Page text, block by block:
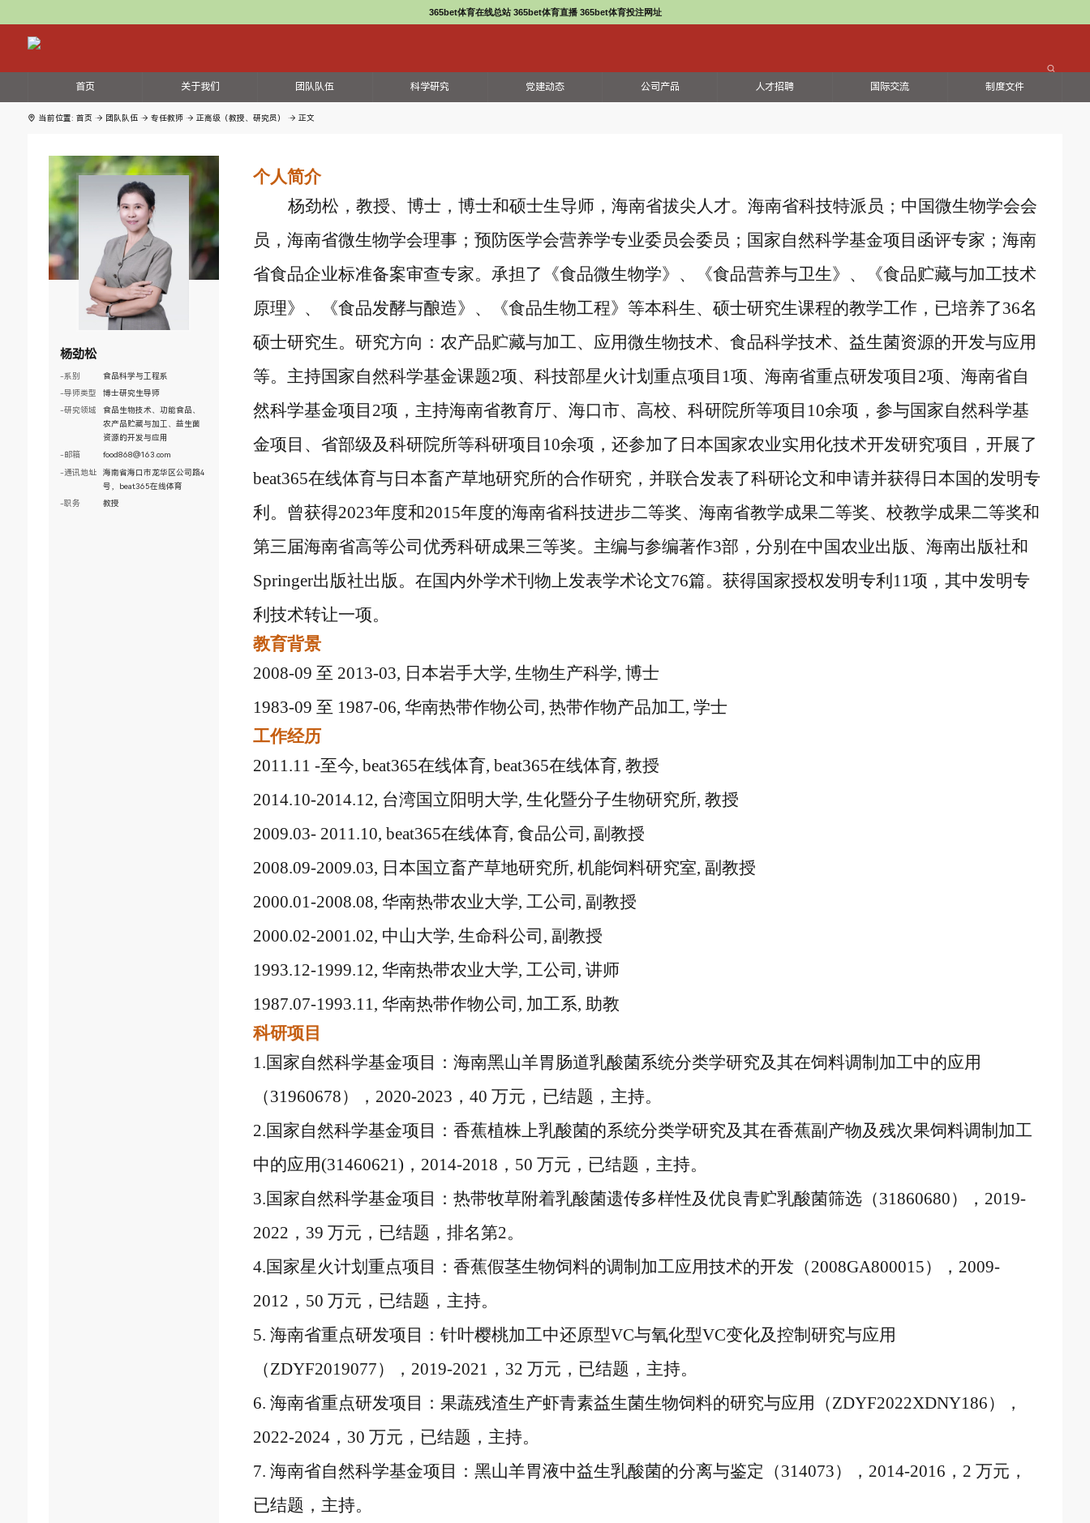
365bet体育在线总站 365bet体育直播 365bet体育投注网址
首页 关于我们 团队队伍 科学研究 党建动态 公司产品 人才招聘 国际交流 制度文件
当前位置: 首页 团队队伍 专任教师 正高级（教授、研究员） 正文
杨劲松
-系别
食品科学与工程系
-导师类型
博士研究生导师
-研究领域
食品生物技术、功能食品、
农产品贮藏与加工、益生菌
资源的开发与应用
-邮箱
food868@163.com
-通讯地址
海南省海口市龙华区公司路4
号，beat365在线体育
-职务
教授
个人简介
杨劲松，教授、博士，博士和硕士生导师，海南省拔尖人才。海南省科技特派员；中国微生物学会会
员，海南省微生物学会理事；预防医学会营养学专业委员会委员；国家自然科学基金项目函评专家；海南
省食品企业标准备案审查专家。承担了《食品微生物学》、《食品营养与卫生》、《食品贮藏与加工技术
原理》、《食品发酵与酿造》、《食品生物工程》等本科生、硕士研究生课程的教学工作，已培养了36名
硕士研究生。研究方向：农产品贮藏与加工、应用微生物技术、食品科学技术、益生菌资源的开发与应用
等。主持国家自然科学基金课题2项、科技部星火计划重点项目 1项、海南省重点研发项目 2项、海南省自
然科学基金项目 2项，主持海南省教育厅、海口市、高校、科研院所等项目 10余项，参与国家自然科学基
金项目、省部级及科研院所等科研项目 10余项，还参加了日本国家农业实用化技术开发研究项目，开展了
beat365在线体育与日本畜产草地研究所的合作研究，并联合发表了科研论文和申请并获得日本国的发明专
利。曾获得2023年度和2015年度的海南省科技进步二等奖、海南省教学成果二等奖、校教学成果二等奖和
第三届海南省高等公司优秀科研成果三等奖。主编与参编著作3部，分别在中国农业出版、海南出版社和
Springer出版社出版。在国内外学术刊物上发表学术论文76篇。获得国家授权发明专利 11项，其中发明专
利技术转让一项。
教育背景
2008-09至 2013-03, 日本岩手大学,生物生产科学,博士
1983-09至 1987-06,华南热带作物公司 ,热带作物产品加工,学士
工作经历
2011.11 -至今,beat365在线体育,beat365在线体育,教授
2014.10-2014.12, 台湾国立阳明大学,生化暨分子生物研究所,教授
2009.03- 2011.10,beat365在线体育,食品公司 ,副教授
2008.09-2009.03, 日本国立畜产草地研究所,机能饲料研究室,副教授
2000.01-2008.08,华南热带农业大学,工公司 ,副教授
2000.02-2001.02, 中山大学,生命科公司 ,副教授
1993.12-1999.12,华南热带农业大学,工公司 ,讲师
1987.07-1993.11,华南热带作物公司 , 加工系,助教
科研项目
1.国家自然科学基金项目：海南黑山羊胃肠道乳酸菌系统分类学研究及其在饲料调制加工中的应用
（31960678）， 2020-2023 ，40万元，已结题，主持。
2.国家自然科学基金项目：香蕉植株上乳酸菌的系统分类学研究及其在香蕉副产物及残次果饲料调制加工
中的应用(31460621) ， 2014-2018 ， 50万元，已结题，主持。
3.国家自然科学基金项目：热带牧草附着乳酸菌遗传多样性及优良青贮乳酸菌筛选（31860680）， 2019-
2022 ， 39万元，已结题，排名第2。
4.国家星火计划重点项目：香蕉假茎生物饲料的调制加工应用技术的开发（2008GA800015）， 2009-
2012 ， 50万元，已结题，主持。
5.海南省重点研发项目：针叶樱桃加工中还原型VC与氧化型VC变化及控制研究与应用
（ZDYF2019077）， 2019-2021 ， 32万元，已结题，主持。
6.海南省重点研发项目：果蔬残渣生产虾青素益生菌生物饲料的研究与应用（ZDYF2022XDNY186），
2022-2024 ， 30万元，已结题，主持。
7.海南省自然科学基金项目：黑山羊胃液中益生乳酸菌的分离与鉴定（314073）， 2014-2016 ， 2万元，
已结题，主持。